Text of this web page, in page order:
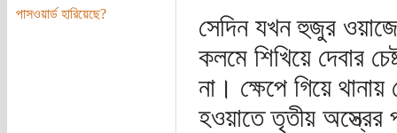
পাসওয়ার্ড হারিয়েছে?
সেদিন যখন হুজুর
কলমে শিখিয়ে দেবার
না। ক্ষেপে গিয়ে
হওয়াতে তৃতীয়